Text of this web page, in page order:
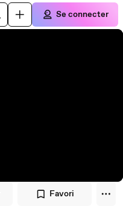
Se connecter
Favori